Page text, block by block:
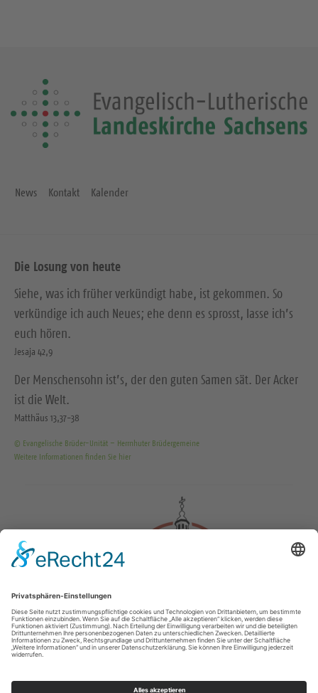
News Kontakt Kalender
Die Losung von heute
Siehe, was ich früher verkündigt habe, ist gekommen. So
verkündige ich auch Neues; ehe denn es sprosst, lasse ich’s
euch hören.
Jesaja 42,9
Der Menschensohn ist’s, der den guten Samen sät. Der Acker
ist die Welt.
Matthäus 13,37-38
© Evangelische Brüder-Unität – Herrnhuter Brüdergemeine
Weitere Informationen finden Sie hier
Impressum Datenschutz Unterstützen